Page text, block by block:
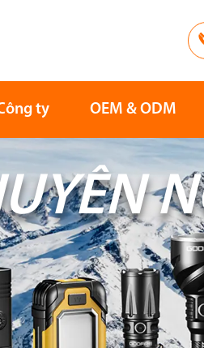
Cứu hộ
ty OEM & ODM
Châu Âu